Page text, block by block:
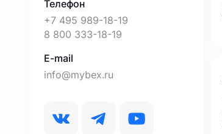
Телефон
+7 495 989-18-19
8 800 333-18-19
E-mail
info@mybex.ru